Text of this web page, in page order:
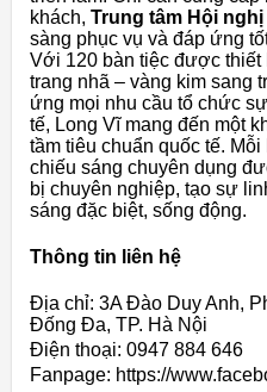
khách, Trung tâm Hội
sàng phục vụ và đáp ứng
Với 120 bàn tiệc được thiết
trang nhã – vàng kim sang
ứng mọi nhu cầu tổ chức
tế, Long Vĩ mang đến một
tầm tiêu chuẩn quốc tế.
chiếu sáng chuyên dụng
bị chuyên nghiệp, tạo sự
sáng đặc biệt, sống động.
Thông tin liên hệ
Địa chỉ: 3A Đào Duy Anh,
Đống Đa, TP. Hà Nội
Điện thoại: 0947 884 646
Fanpage: https://